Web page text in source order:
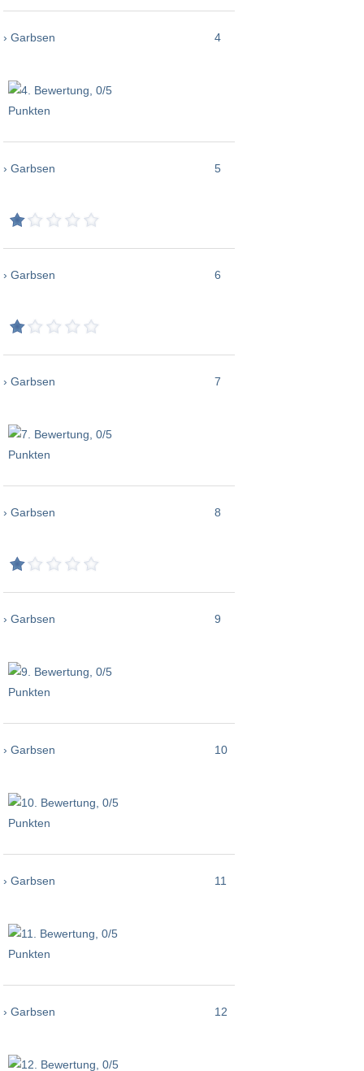
› Garbsen 4
› Garbsen 5
› Garbsen 6
› Garbsen 7
› Garbsen 8
› Garbsen 9
› Garbsen 10
› Garbsen 11
› Garbsen 12